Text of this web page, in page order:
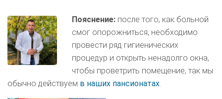
Пояснение: после того, как больной
смог опорожниться, необходимо
провести ряд гигиенических
процедур и открыть ненадолго окна,
чтобы проветрить помещение, так мы
обычно действуем в наших пансионатах.